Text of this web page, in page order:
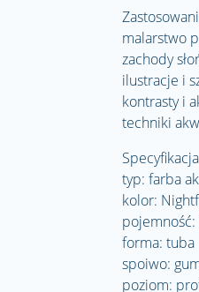
malarstwo
zachody
ilustracje i
kontrasty i
techniki
Specyfikacja
typ: farba
kolor:
forma: tuba
spoiwo:
poziom: